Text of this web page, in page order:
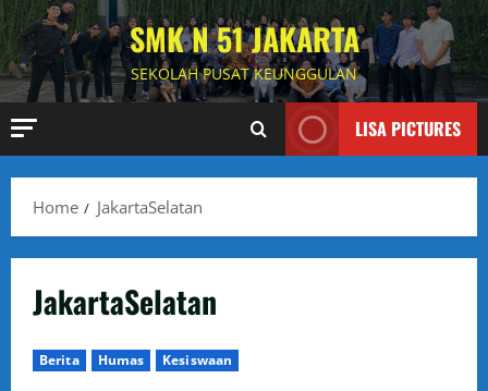
Skip
to
content
SMK N 51 JAKARTA
SEKOLAH PUSAT KEUNGGULAN
LISA PICTURES
Home JakartaSelatan
JakartaSelatan
Berita Humas Kesiswaan